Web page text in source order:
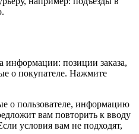
информации: позиции заказа,
о покупателе. Нажмите
о пользователе, информацию
вам повторить к вводу
условия вам не подходят,